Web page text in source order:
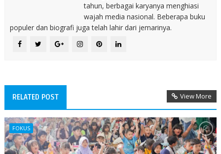
tahun, berbagai karyanya menghiasi
wajah media nasional. Beberapa buku
populer dan biografi juga telah lahir dari jemarinya.
RELATED POST View More
FOKUS